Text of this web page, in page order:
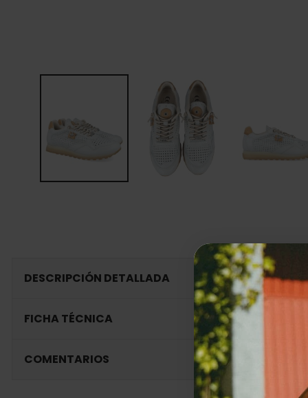
DESCRIPCIÓN DETALLADA
FICHA TÉCNICA
COMENTARIOS